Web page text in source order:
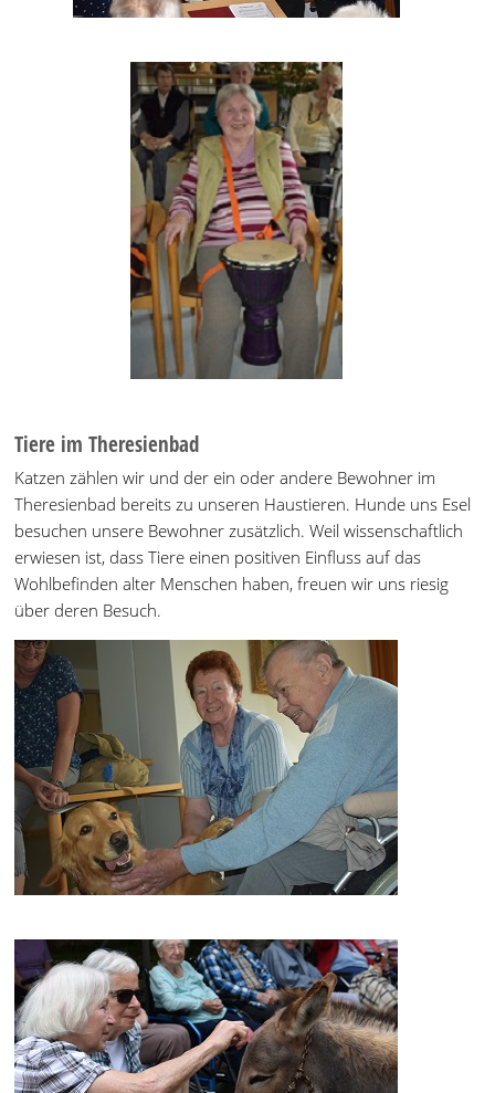
Tiere im Theresienbad
Katzen zählen wir und der ein oder andere Bewohner im
Theresienbad bereits zu unseren Haustieren. Hunde uns Esel
besuchen unsere Bewohner zusätzlich. Weil wissenschaftlich
erwiesen ist, dass Tiere einen positiven Einfluss auf das
Wohlbefinden alter Menschen haben, freuen wir uns riesig
über deren Besuch.